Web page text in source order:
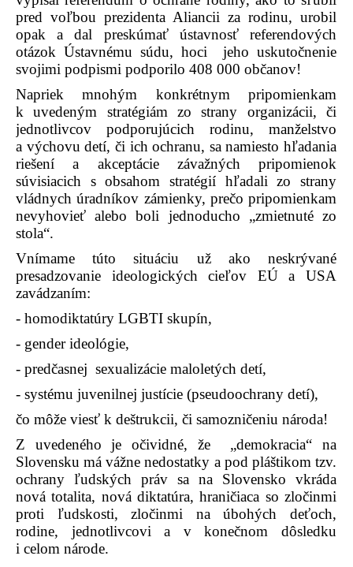
pred voľbou prezidenta Aliancii za rodinu, urobil
opak a dal preskúmať ústavnosť referendových
otázok Ústavnému súdu, hoci
jeho uskutočnenie
svojimi podpismi podporilo 408 000 občanov!
Napriek mnohým konkrétnym pripomienkam
k uvedeným stratégiám zo strany organizácii, či
jednotlivcov podporujúcich rodinu, manželstvo
a výchovu detí, či ich ochranu, sa namiesto hľadania
riešení a akceptácie závažných pripomienok
súvisiacich s obsahom stratégií hľadali zo strany
vládnych úradníkov zámienky, prečo pripomienkam
nevyhovieť alebo boli jednoducho „zmietnuté zo
stola“.
Vnímame túto situáciu už ako neskrývané
presadzovanie ideologických cieľov EÚ a USA
zavádzaním:
- homodiktatúry LGBTI skupín,
- gender ideológie,
- predčasnej sexualizácie maloletých detí,
- systému juvenilnej justície (pseudoochrany detí),
čo môže viesť k deštrukcii, či samozničeniu národa!
Z uvedeného je očividné, že
„demokracia“ na
Slovensku má vážne nedostatky a pod pláštikom tzv.
ochrany ľudských práv sa na Slovensko vkráda
nová totalita, nová diktatúra, hraničiaca so zločinmi
proti ľudskosti, zločinmi na úbohých deťoch,
rodine, jednotlivcovi a v konečnom dôsledku
i celom národe.